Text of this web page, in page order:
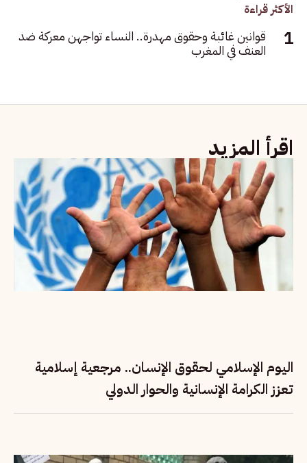
الأكثر قراءة
قوانين غائبة وحقوق مهدرة.. النساء تواجهن معركة ضد
العنف في المغرب
اقرأ المزيد
اليوم الإسلامي لحقوق الإنسان.. مرجعية إسلامية
تعزز الكرامة الإنسانية والحوار الدولي